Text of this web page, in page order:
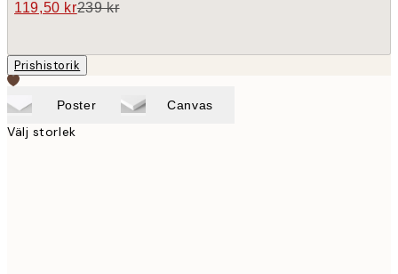
119,50 kr239 kr
Prishistorik
Poster Canvas
Välj storlek